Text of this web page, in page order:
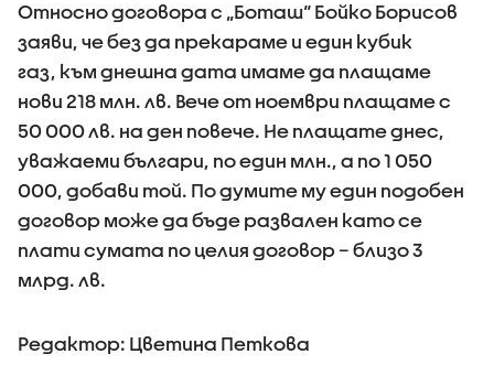
Относно договора с „Боташ“ Бойко Борисов
заяви, че без да прекараме и един кубик
газ, към днешна дата имаме да плащаме
нови 218 млн. лв. Вече от ноември плащаме с
50 000 лв. на ден повече. Не плащате днес,
уважаеми българи, по един млн., а по 1 050
000, добави той. По думите му един подобен
договор може да бъде развален като се
плати сумата по целия договор – близо 3
млрд. лв.
Редактор: Цветина Петкова